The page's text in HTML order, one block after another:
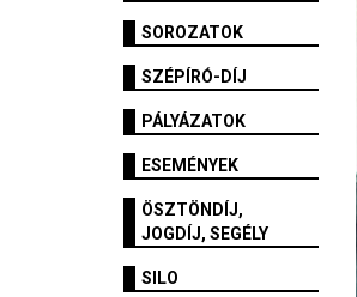
SOROZATOK
SZÉPÍRÓ-DÍJ
PÁLYÁZATOK
ESEMÉNYEK
ÖSZTÖNDÍJ,
JOGDÍJ, SEGÉLY
SILO